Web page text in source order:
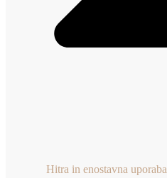
Hitra in enostavna uporaba